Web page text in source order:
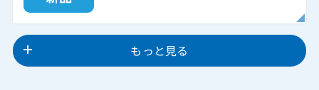
もっと見る